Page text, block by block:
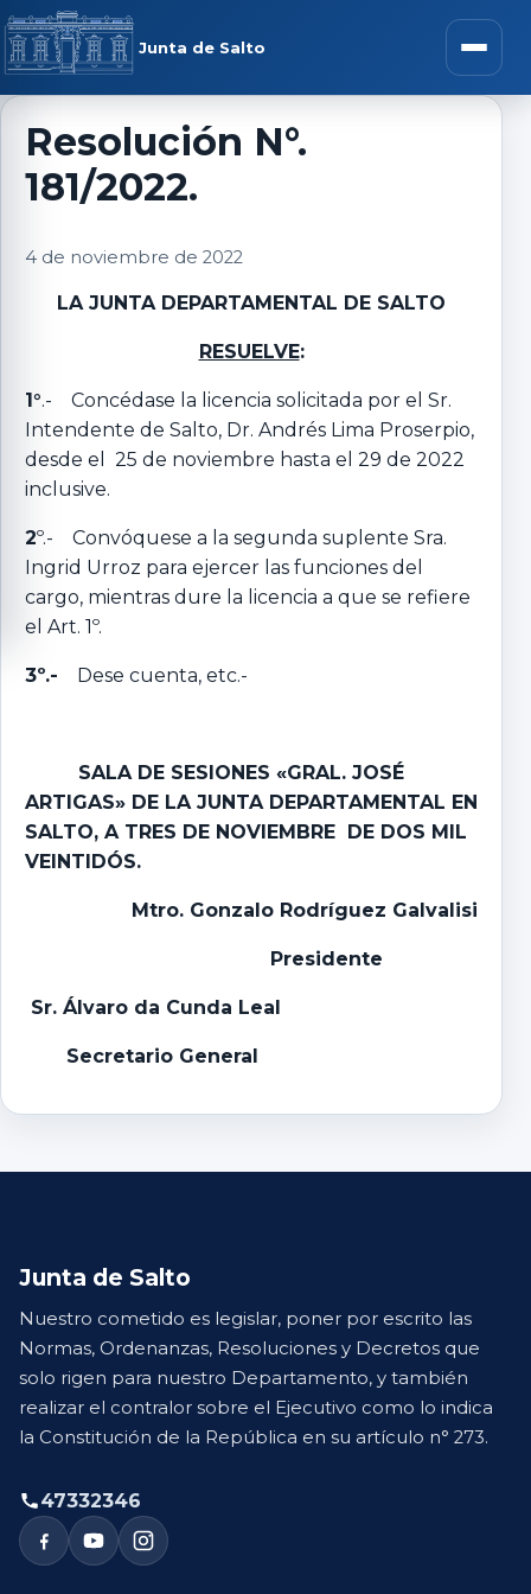
Saltar al contenido
Junta de Salto Abrir
menú
Resolución N°.
181/2022.
4 de noviembre de 2022
LA JUNTA DEPARTAMENTAL DE SALTO
RESUELVE:
1°.- Concédase la licencia solicitada por el Sr.
Intendente de Salto, Dr. Andrés Lima Proserpio,
desde el 25 de noviembre hasta el 29 de 2022
inclusive.
2º.- Convóquese a la segunda suplente Sra.
Ingrid Urroz para ejercer las funciones del
cargo, mientras dure la licencia a que se refiere
el Art. 1º.
3º.- Dese cuenta, etc.-
SALA DE SESIONES «GRAL. JOSÉ
ARTIGAS» DE LA JUNTA DEPARTAMENTAL EN
SALTO, A TRES DE NOVIEMBRE DE DOS MIL
VEINTIDÓS.
Mtro. Gonzalo Rodríguez Galvalisi
Presidente
Sr. Álvaro da Cunda Leal
Secretario General
Junta de Salto
Nuestro cometido es legislar, poner por escrito las
Normas, Ordenanzas, Resoluciones y Decretos que
solo rigen para nuestro Departamento, y también
realizar el contralor sobre el Ejecutivo como lo indica
la Constitución de la República en su artículo n° 273.
47332346